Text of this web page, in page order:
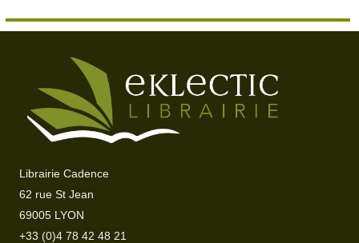
Librairie Cadence
62 rue St Jean
69005 LYON
+33 (0)4 78 42 48 21